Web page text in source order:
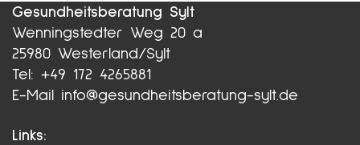
Gesundheitsberatung Sylt
Wenningstedter Weg 20 a
25980 Westerland/Sylt
Tel: +49 172 4265881
E-Mail info@gesundheitsberatung-sylt.de
Links: